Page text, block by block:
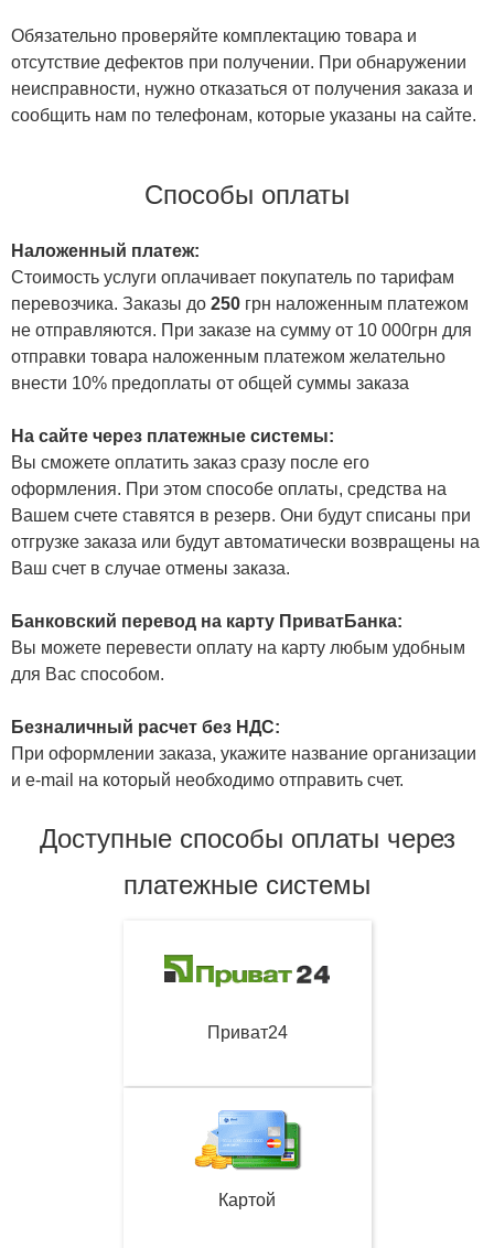
Обязательно проверяйте комплектацию товара и
отсутствие дефектов при получении. При обнаружении
неисправности, нужно отказаться от получения заказа и
сообщить нам по телефонам, которые указаны на сайте.
Способы оплаты
Наложенный платеж:
Стоимость услуги оплачивает покупатель по тарифам
перевозчика. Заказы до 250 грн наложенным платежом
не отправляются. При заказе на сумму от 10 000грн для
отправки товара наложенным платежом желательно
внести 10% предоплаты от общей суммы заказа
На сайте через платежные системы:
Вы сможете оплатить заказ сразу после его
оформления. При этом способе оплаты, средства на
Вашем счете ставятся в резерв. Они будут списаны при
отгрузке заказа или будут автоматически возвращены на
Ваш счет в случае отмены заказа.
Банковский перевод на карту ПриватБанка:
Вы можете перевести оплату на карту любым удобным
для Вас способом.
Безналичный расчет без НДС:
При оформлении заказа, укажите название организации
и e-mail на который необходимо отправить счет.
Доступные способы оплаты через
платежные системы
Приват24
Картой